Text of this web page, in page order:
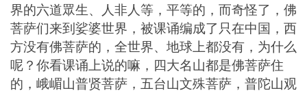
界的六道眾生、人非人等，平等的，而奇怪了，佛
菩萨们来到娑婆世界，被课诵编成了只在中国，西
方没有佛菩萨的，全世界、地球上都没有，为什么
呢？你看课诵上说的嘛，四大名山都是佛菩萨住
的，峨嵋山普贤菩萨，五台山文殊菩萨，普陀山观